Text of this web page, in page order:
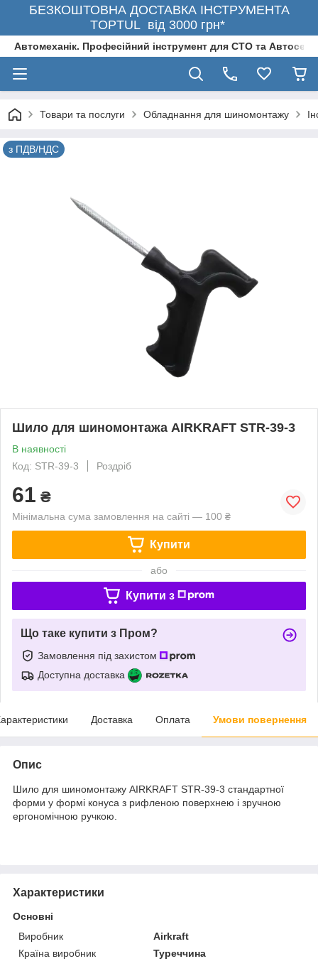
БЕЗКОШТОВНА ДОСТАВКА ІНСТРУМЕНТА
TOPTUL від 3000 грн*
Автомеханік. Професійний інструмент для СТО та
Товари та послуги Обладнання для шиномонтажу
з ПДВ/НДС
Шило для шиномонтажа AIRKRAFT STR-39-3
В наявності
Код: STR-39-3
Роздріб
61 ₴
Мінімальна сума замовлення на сайті — 100 ₴
Купити
або
Купити з
Що таке купити з Пром?
Замовлення під захистом
Доступна доставка
Доставка Оплата Умови повернення
Опис
Шило для шиномонтажу AIRKRAFT STR-39-3 стандартної
форми у формі конуса з рифленою поверхнею і зручною
ергономічною ручкою.
Характеристики
Основні
Виробник
Airkraft
Країна виробник
Туреччина